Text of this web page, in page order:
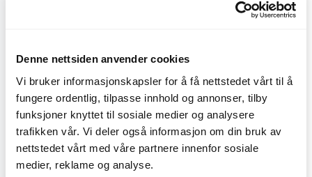
Denne nettsiden anvender cookies
Vi bruker informasjonskapsler for å få nettstedet vårt til å
fungere ordentlig, tilpasse innhold og annonser, tilby
funksjoner knyttet til sosiale medier og analysere
trafikken vår. Vi deler også informasjon om din bruk av
nettstedet vårt med våre partnere innenfor sosiale
medier, reklame og analyse.
Norsk storfekjøtt, bacon, nyristet Friscobrød – et
isbergsalat, gul løk (Sweet Onion) og frisk tomat, 2
skiver cheddarsmeltost, originaldressing.
2 e 4,2 kg